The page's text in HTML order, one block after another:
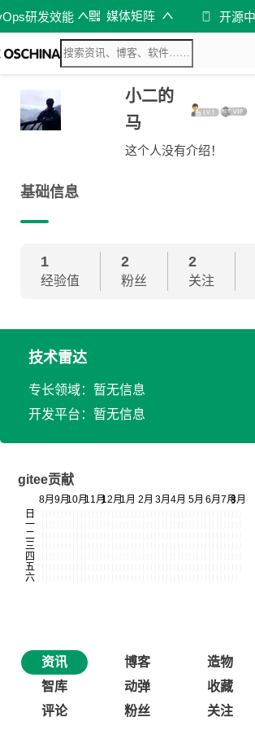
研发效能 媒体矩阵 开源
小二的
马
这个人没有介绍！
基础信息
1
经验值
2
粉丝
2
关注
技术雷达
专长领域：暂无信息
开发平台：暂无信息
gitee贡献
资讯 博客
造物
智库
动弹
收藏
评论
粉丝 关注